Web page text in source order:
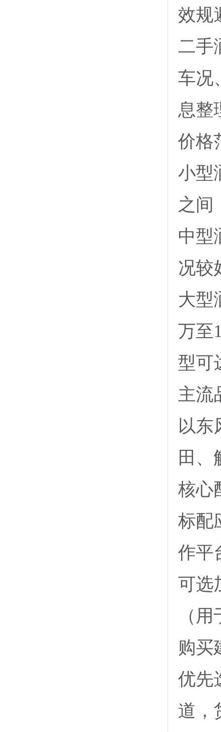
效规
二手
车况
息整
价格
小型
之间
中型
况较
大型
万至
型可
主流
以‌东
田、
核心
标配
作平
可选
（
购买
优先
道，